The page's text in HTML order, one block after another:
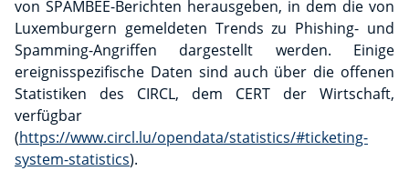
von SPAMBEE-Berichten herausgeben, in dem die von
Luxemburgern gemeldeten Trends zu Phishing- und
Spamming-Angriffen dargestellt werden. Einige
ereignisspezifische Daten sind auch über die offenen
Statistiken des CIRCL, dem CERT der Wirtschaft,
verfügbar
(https://www.circl.lu/opendata/statistics/#ticketing-
system-statistics).